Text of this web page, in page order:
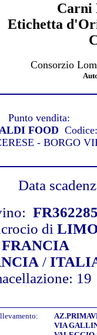
Carni
Etichetta
Consorzio
Punto vendita:
FOOD
- BORGO
Data
di
FRANCIA
/
19
VIA